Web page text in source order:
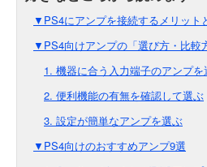
▼PS4にアンプを接続するメリット
▼PS4向けアンプの「選び方・比較
1. 機器に合う入力端子のアンプを
2. 便利機能の有無を確認して選ぶ
3. 設定が簡単なアンプを選ぶ
▼PS4向けのおすすめアンプ9選